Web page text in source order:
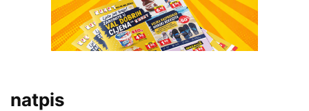
natpis